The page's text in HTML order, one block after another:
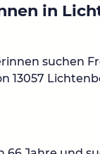
in
suchen
13057